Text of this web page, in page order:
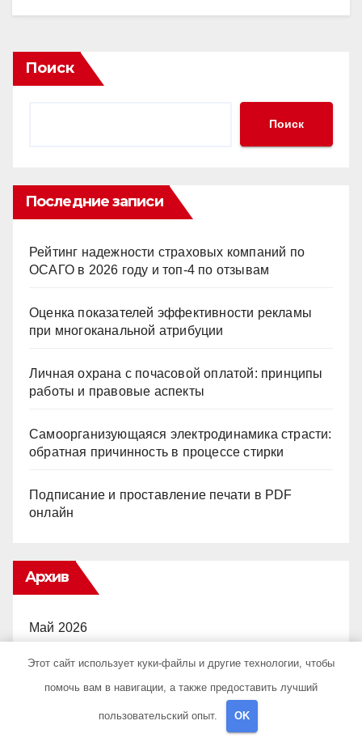
Поиск
Поиск
Последние записи
Рейтинг надежности страховых компаний по
ОСАГО в 2026 году и топ-4 по отзывам
Оценка показателей эффективности рекламы
при многоканальной атрибуции
Личная охрана с почасовой оплатой: принципы
работы и правовые аспекты
Самоорганизующаяся электродинамика страсти:
обратная причинность в процессе стирки
Подписание и проставление печати в PDF
онлайн
Архив
Май 2026
Апрель 2026
Этот сайт использует куки-файлы и другие технологии, чтобы
помочь вам в навигации, а также предоставить лучший
пользовательский опыт. OK